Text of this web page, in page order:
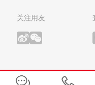
关注用友
版权所有：